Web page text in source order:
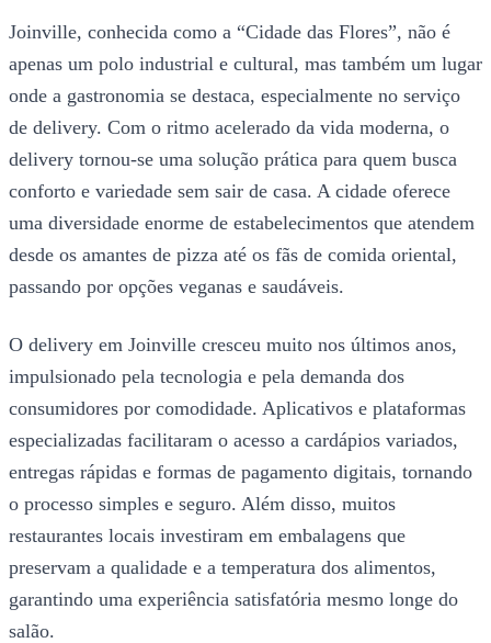
Joinville, conhecida como a “Cidade das Flores”, não é
apenas um polo industrial e cultural, mas também um lugar
onde a gastronomia se destaca, especialmente no serviço
de delivery. Com o ritmo acelerado da vida moderna, o
delivery tornou-se uma solução prática para quem busca
conforto e variedade sem sair de casa. A cidade oferece
uma diversidade enorme de estabelecimentos que atendem
desde os amantes de pizza até os fãs de comida oriental,
passando por opções veganas e saudáveis.
O delivery em Joinville cresceu muito nos últimos anos,
impulsionado pela tecnologia e pela demanda dos
consumidores por comodidade. Aplicativos e plataformas
especializadas facilitaram o acesso a cardápios variados,
entregas rápidas e formas de pagamento digitais, tornando
o processo simples e seguro. Além disso, muitos
restaurantes locais investiram em embalagens que
preservam a qualidade e a temperatura dos alimentos,
garantindo uma experiência satisfatória mesmo longe do
salão.